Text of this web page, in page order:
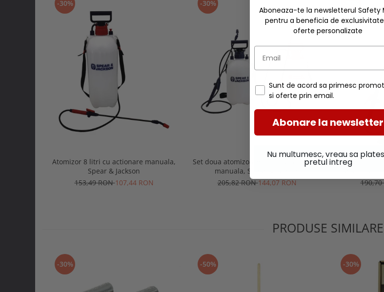
-30%
Atomizor 8 litri cu actionare manuala,
Spear & Jackson
153,49 RON107,44 RON
-30%
Set doua atomizoare 5 litri cu actionare
manuala, Spear & Jackson
205,82 RON144,07 RON
Atomizor 5
apa cu
PRODUSE SIMILARE
-30% -50% -30%
Aboneaza-te la newsletterul Safety
pentru a beneficia de
oferte personalizate
Sunt de acord sa primesc
si oferte prin email.
Abonare la newsletter
Nu multumesc, vreau sa
pretul intreg